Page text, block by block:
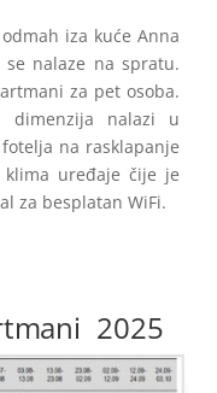
iza kuće Anna
nalaze na spratu.
za pet osoba.
dimenzija nalazi u
na rasklapanje
klima uređaje čije je
za besplatan WiFi.
2025